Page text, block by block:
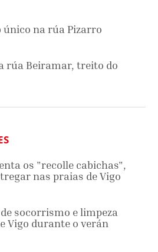
único na rúa Pizarro
rúa Beiramar, treito do
os "recolle cabichas",
nas praias de Vigo
socorrismo e limpeza
Vigo durante o verán